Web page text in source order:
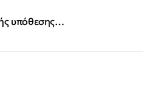
υπόθεσης…